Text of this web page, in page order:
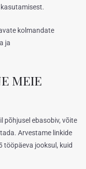
kolmandate
ja
MEIE
põhjusel ebasobiv, võite
Arvestame linkide
tööpäeva jooksul, kuid